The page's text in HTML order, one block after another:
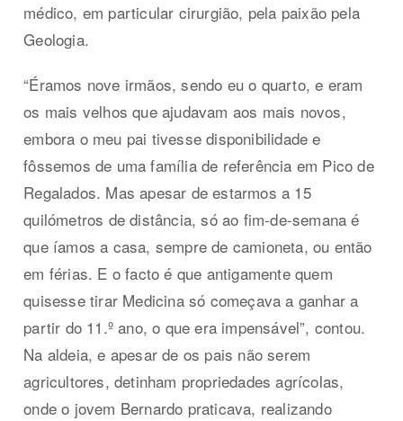
médico, em particular cirurgião, pela paixão pela
Geologia.
“Éramos nove irmãos, sendo eu o quarto, e eram
os mais velhos que ajudavam aos mais novos,
embora o meu pai tivesse disponibilidade e
fôssemos de uma família de referência em Pico de
Regalados. Mas apesar de estarmos a 15
quilómetros de distância, só ao fim-de-semana é
que íamos a casa, sempre de camioneta, ou então
em férias. E o facto é que antigamente quem
quisesse tirar Medicina só começava a ganhar a
partir do 11.º ano, o que era impensável”, contou.
Na aldeia, e apesar de os pais não serem
agricultores, detinham propriedades agrícolas,
onde o jovem Bernardo praticava, realizando